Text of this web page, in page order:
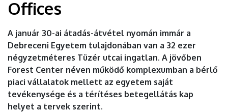
Offices
A január 30-ai átadás-átvétel nyomán immár a
Debreceni Egyetem tulajdonában van a 32 ezer
négyzetméteres Tüzér utcai ingatlan. A jövőben
Forest Center néven működő komplexumban a bérlő
piaci vállalatok mellett az egyetem saját
tevékenysége és a térítéses betegellátás kap
helyet a tervek szerint.